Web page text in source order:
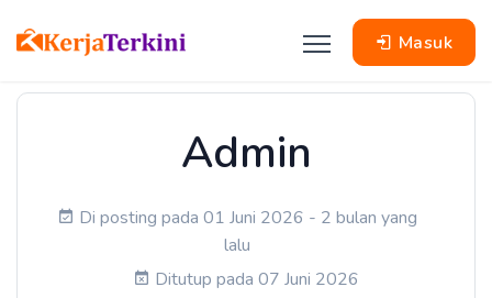
Masuk
Admin
Di posting pada 01 Juni 2026 - 2 bulan yang
lalu
Ditutup pada 07 Juni 2026